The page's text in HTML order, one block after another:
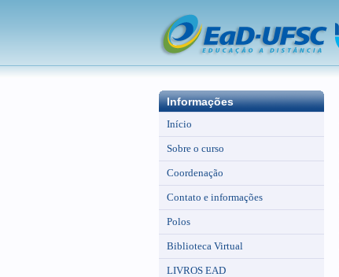
Informações
Início
Sobre o curso
Coordenação
Contato e informações
Polos
Biblioteca Virtual
LIVROS EAD